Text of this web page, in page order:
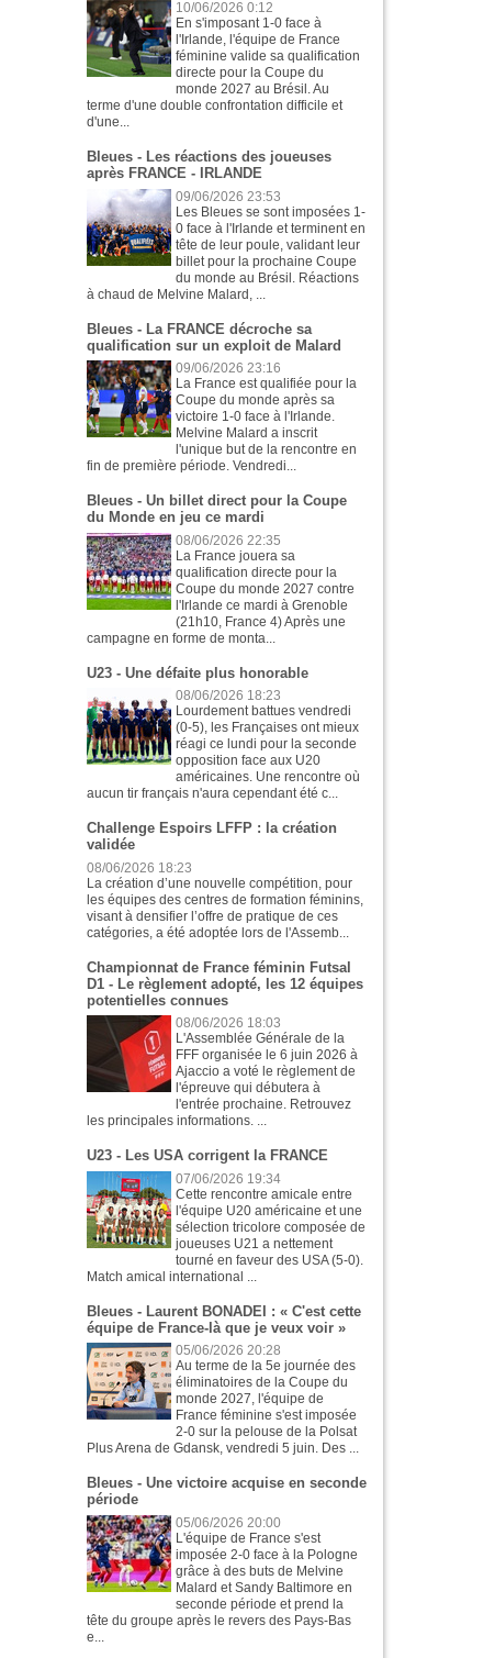
10/06/2026 0:12
En s'imposant 1-0 face à
l'Irlande, l'équipe de France
féminine valide sa qualification
directe pour la Coupe du
monde 2027 au Brésil. Au
terme d'une double confrontation difficile et
d'une...
Bleues - Les réactions des joueuses
après FRANCE - IRLANDE
09/06/2026 23:53
Les Bleues se sont imposées 1-
0 face à l'Irlande et terminent en
tête de leur poule, validant leur
billet pour la prochaine Coupe
du monde au Brésil. Réactions
à chaud de Melvine Malard, ...
Bleues - La FRANCE décroche sa
qualification sur un exploit de Malard
09/06/2026 23:16
La France est qualifiée pour la
Coupe du monde après sa
victoire 1-0 face à l'Irlande.
Melvine Malard a inscrit
l'unique but de la rencontre en
fin de première période. Vendredi...
Bleues - Un billet direct pour la Coupe
du Monde en jeu ce mardi
08/06/2026 22:35
La France jouera sa
qualification directe pour la
Coupe du monde 2027 contre
l'Irlande ce mardi à Grenoble
(21h10, France 4) Après une
campagne en forme de monta...
U23 - Une défaite plus honorable
08/06/2026 18:23
Lourdement battues vendredi
(0-5), les Françaises ont mieux
réagi ce lundi pour la seconde
opposition face aux U20
américaines. Une rencontre où
aucun tir français n'aura cependant été c...
Challenge Espoirs LFFP : la création
validée
08/06/2026 18:23
La création d’une nouvelle compétition, pour
les équipes des centres de formation féminins,
visant à densifier l’offre de pratique de ces
catégories, a été adoptée lors de l'Assemb...
Championnat de France féminin Futsal
D1 - Le règlement adopté, les 12 équipes
potentielles connues
08/06/2026 18:03
L'Assemblée Générale de la
FFF organisée le 6 juin 2026 à
Ajaccio a voté le règlement de
l'épreuve qui débutera à
l'entrée prochaine. Retrouvez
les principales informations. ...
U23 - Les USA corrigent la FRANCE
07/06/2026 19:34
Cette rencontre amicale entre
l'équipe U20 américaine et une
sélection tricolore composée de
joueuses U21 a nettement
tourné en faveur des USA (5-0).
Match amical international ...
Bleues - Laurent BONADEI : « C'est cette
équipe de France-là que je veux voir »
05/06/2026 20:28
Au terme de la 5e journée des
éliminatoires de la Coupe du
monde 2027, l'équipe de
France féminine s'est imposée
2-0 sur la pelouse de la Polsat
Plus Arena de Gdansk, vendredi 5 juin. Des ...
Bleues - Une victoire acquise en seconde
période
05/06/2026 20:00
L'équipe de France s'est
imposée 2-0 face à la Pologne
grâce à des buts de Melvine
Malard et Sandy Baltimore en
seconde période et prend la
tête du groupe après le revers des Pays-Bas
e...